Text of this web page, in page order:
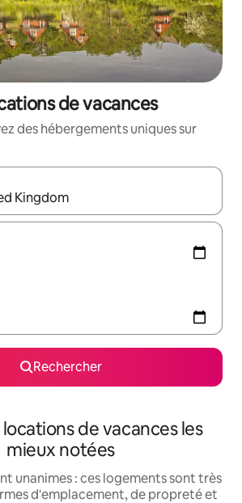
de vacances
des hébergements uniques sur
s'affichent, utilisez les flèches vers le
Rechercher
locations de vacances les
mieux notées
unanimes : ces logements sont très
d'emplacement, de propreté et